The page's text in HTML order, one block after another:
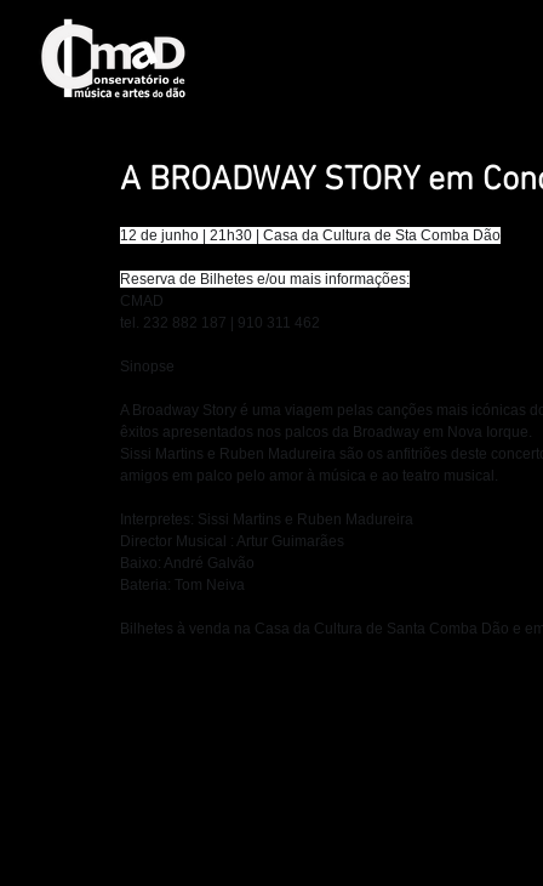
A BROADWAY STORY em
12 de junho | 21h30 | Casa da Cultura de Sta Comba Dão
Reserva de Bilhetes e/ou mais informações:
CMAD
tel. 232 882 187 | 910 311 462
Sinopse
A Broadway Story é uma viagem pelas canções mais icónicas
êxitos apresentados nos palcos da Broadway em Nova Iorque.
Sissi Martins e Ruben Madureira são os anfitriões deste
amigos em palco pelo amor à música e ao teatro musical.
Interpretes: Sissi Martins e Ruben Madureira
Director Musical : Artur Guimarães
Baixo: André Galvão
Bateria: Tom Neiva
Bilhetes à venda na Casa da Cultura de Santa Comba Dão e